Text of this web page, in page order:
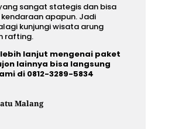
sangat stategis dan bisa
apapun. Jadi
kunjungi wisata arung
rafting.
lanjut mengenai paket
lainnya bisa langsung
di 0812-3289-5834
Malang